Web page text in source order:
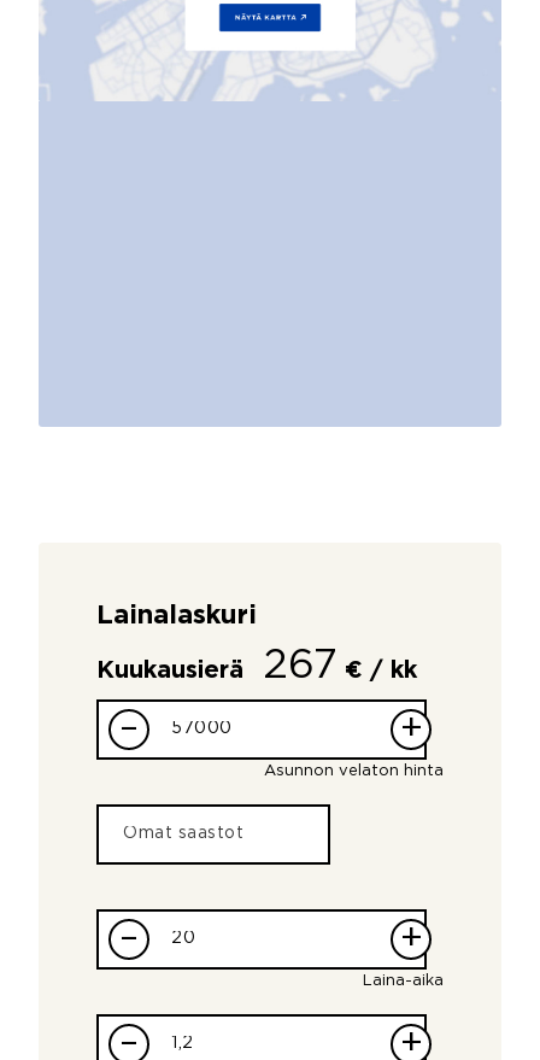
Lainalaskuri
Kuukausierä 267 € / kk
– +
Asunnon velaton hinta
– +
Laina-aika
– +